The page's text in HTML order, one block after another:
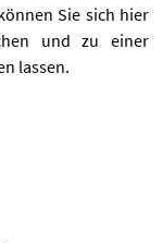
Sie sich hier
und zu einer
lassen.